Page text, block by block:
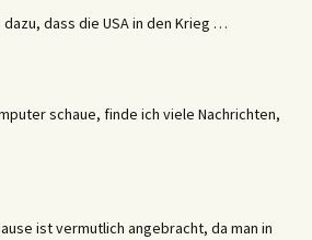
dass die USA in den Krieg …
schaue, finde ich viele Nachrichten,
ist vermutlich angebracht, da man in